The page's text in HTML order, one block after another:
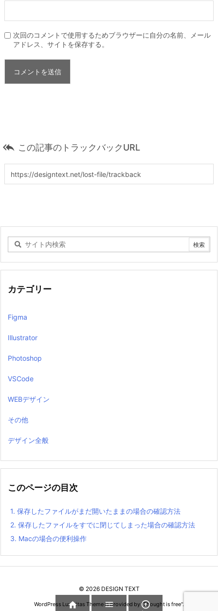
次回のコメントで使用するためブラウザーに自分の名前、メール
アドレス、サイトを保存する。
 この記事のトラックバックURL
カテゴリー
Figma
Illustrator
Photoshop
VSCode
WEBデザイン
その他
デザイン全般
このページの目次
1. 保存したファイルがまだ開いたままの場合の確認方法
2. 保存したファイルをすでに閉じてしまった場合の確認方法
3. Macの場合の便利操作
© 2026 DESIGN TEXT
WordPress Luxeritas Theme is provided by "Thought is free".
  